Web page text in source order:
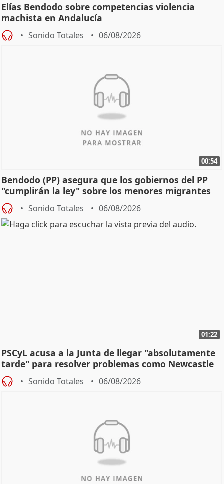
Elías Bendodo sobre competencias violencia
machista en Andalucía
Sonido Totales 06/08/2026
00:54
Bendodo (PP) asegura que los gobiernos del PP
"cumplirán la ley" sobre los menores migrantes
Sonido Totales 06/08/2026
01:22
PSCyL acusa a la Junta de llegar "absolutamente
tarde" para resolver problemas como Newcastle
Sonido Totales 06/08/2026